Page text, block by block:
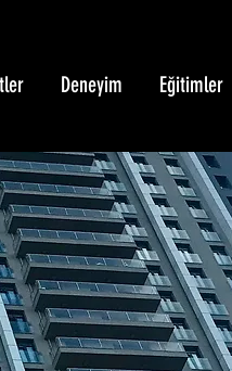
Deneyim Eğitimler